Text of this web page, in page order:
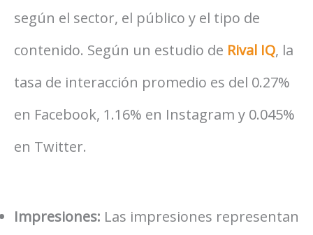
según el sector, el público y el tipo de
contenido. Según un estudio de Rival IQ, la
tasa de interacción promedio es del 0.27%
en Facebook, 1.16% en Instagram y 0.045%
en Twitter.
Impresiones: Las impresiones representan